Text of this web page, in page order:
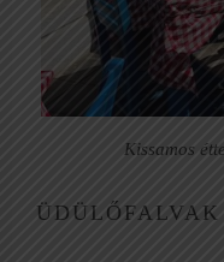
Kissamos
ÜDÜLŐFALVAK